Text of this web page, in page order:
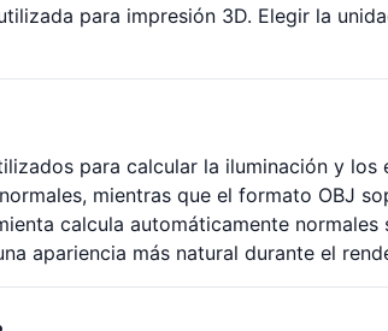
para impresión 3D. Elegir la
para calcular la iluminación y los
mientras que el formato OBJ
calcula automáticamente normales
apariencia más natural durante el